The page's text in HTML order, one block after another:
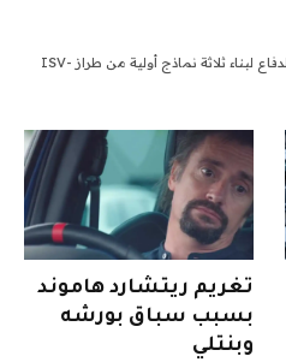
حصلت شركة Ford على عقد من وزارة الدفاع لبناء ثلاثة نماذج أولية من طراز ISV-
تغريم ريتشارد هاموند
بسبب سباق بورشه
وبنتلي